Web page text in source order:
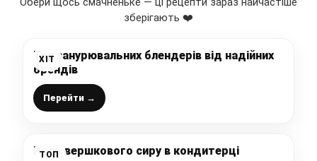
зберігають ❤️
ХІТ
Топ занурювальних блендерів від надійних
брендів
Перейти →
ТОП
Роль вершкового сиру в кондитерці